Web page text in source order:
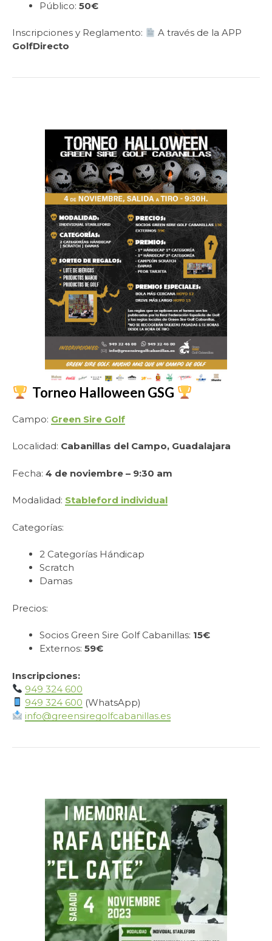
Público: 50€
Inscripciones y Reglamento:
A través de la APP
GolfDirecto
Torneo Halloween GSG
Campo: Green Sire Golf
Localidad: Cabanillas del Campo, Guadalajara
Fecha: 4 de noviembre – 9:30 am
Modalidad: Stableford individual
Categorías:
2 Categorías Hándicap
Scratch
Damas
Precios:
Socios Green Sire Golf Cabanillas: 15€
Externos: 59€
Inscripciones:
949 324 600
949 324 600 (WhatsApp)
info@greensiregolfcabanillas.es